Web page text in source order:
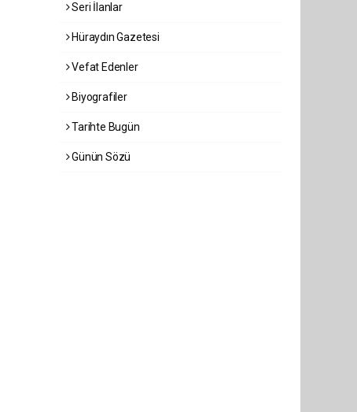
Seri İlanlar
Hüraydın Gazetesi
Vefat Edenler
Biyografiler
Tarihte Bugün
Günün Sözü